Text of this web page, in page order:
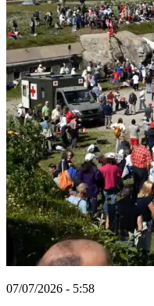
07/07/2026 - 5:58